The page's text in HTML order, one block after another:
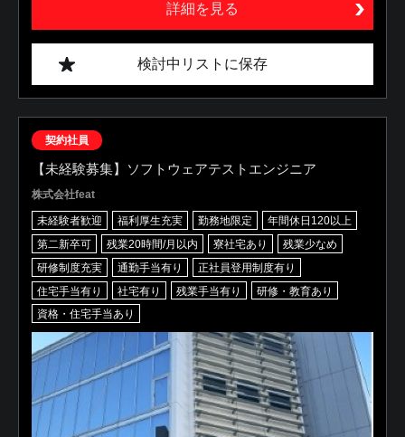
詳細を見る
検討中リストに保存
契約社員
【未経験募集】ソフトウェアテストエンジニア
株式会社feat
未経験者歓迎 福利厚生充実 勤務地限定
年間休日120以上
第二新卒可
残業20時間/月以内 寮社宅あり
残業少なめ
研修制度充実
通勤手当有り
正社員登用制度有り
住宅手当有り
社宅有り 残業手当有り
研修・教育あり
資格・住宅手当あり